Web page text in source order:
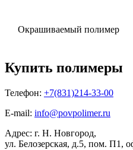
Окрашиваемый полимер
Купить полимеры
Телефон: +7(831)214-33-00
E-mail: info@povpolimer.ru
Адрес: г. Н. Новгород,
ул. Белозерская, д.5, пом. П1,